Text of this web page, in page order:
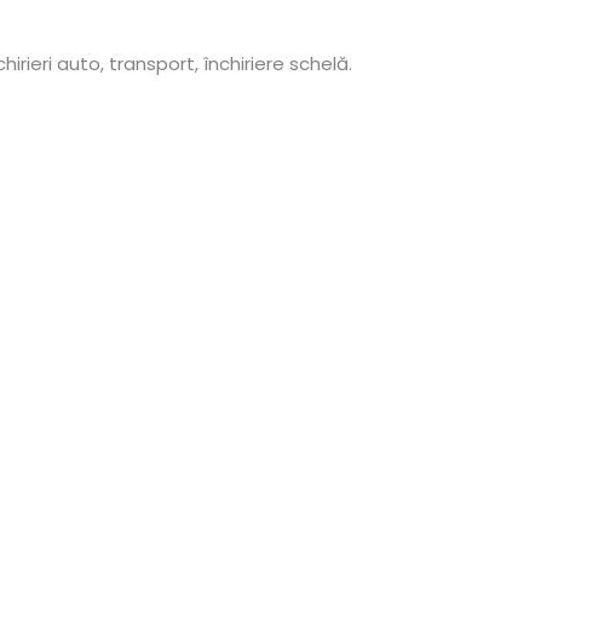
auto, transport, închiriere schelă.